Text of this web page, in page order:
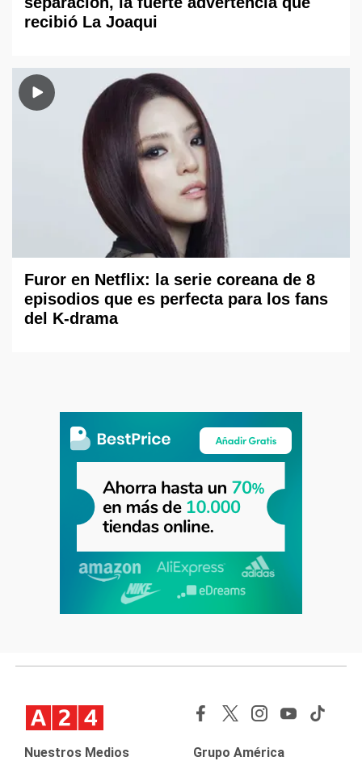
recibió La Joaqui
Furor en Netflix: la serie coreana de 8
episodios que es perfecta para los fans
del K-drama
Nuestros Medios Grupo América